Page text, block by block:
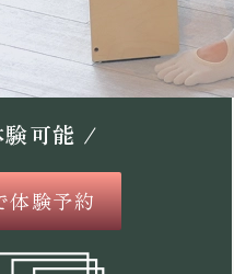
験可能 /
体験予約